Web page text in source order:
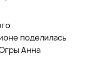
поделилась
Анна